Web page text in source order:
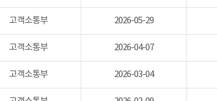
고객소통부 2026-05-29
고객소통부 2026-04-07
고객소통부 2026-03-04